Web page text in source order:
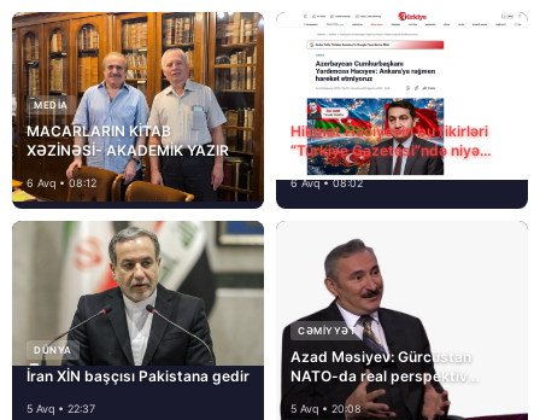
MEDİA
MACARLARIN KİTAB
XƏZİNƏSİ- AKADEMİK YAZIR
6 Avq • 08:12
Hikmət Hacıyevin bu fikirləri
“Türkiye Gazetesi”ndə niyə
təhrif edilib?
6 Avq • 08:02
DÜNYA
İran XİN başçısı Pakistana gedir
5 Avq • 22:37
CƏMIYYƏT
Azad Məsiyev: Gürcüstan
NATO-da real perspektiv
5 Avq • 20:08